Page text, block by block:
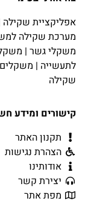
אפליקציית שקילה
מערכת שקילה
משקלי גשר |
לתעשייה |
שקילה
קישורים ומידע
תקנון האתר
הצהרת נגישות
אודותינו
יצירת קשר
מפת אתר